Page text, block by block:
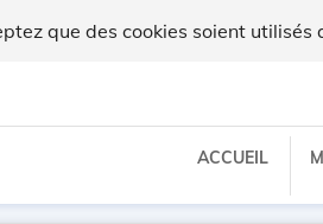
que des cookies soient
ACCUEIL